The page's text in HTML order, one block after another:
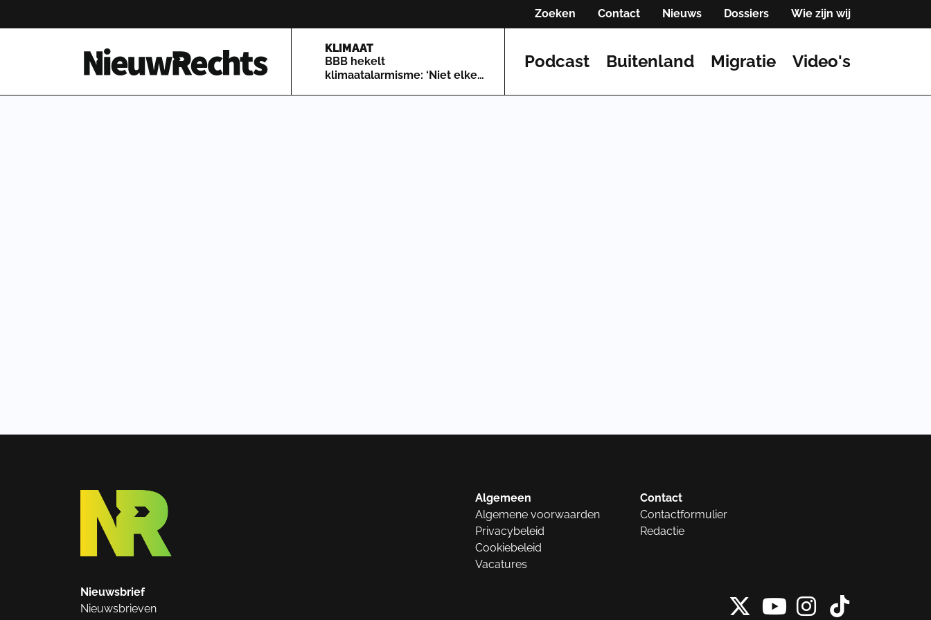
Zoeken Contact Nieuws Dossiers Wie zijn wij
Homepage van NieuwRechts
KLIMAAT
BBB hekelt
klimaatalarmisme: ‘Niet elke
Podcast Buitenland Migratie Video's
Algemeen
Algemene voorwaarden
Privacybeleid
Cookiebeleid
Vacatures
Contact
Contactformulier
Redactie
Nieuwsbrief
Nieuwsbrieven
X vanInstagram
Tiktok